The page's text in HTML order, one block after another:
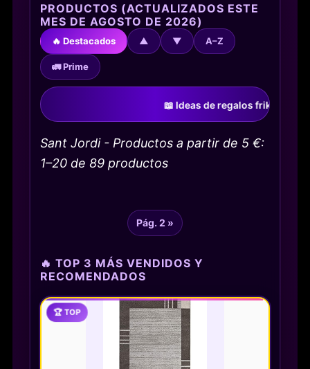
PRODUCTOS (ACTUALIZADOS ESTE
MES DE AGOSTO DE 2026)
🔥 Destacados ▲ ▼ A–Z
🚛 Prime
📖 Ideas de regalos frikis para Sant
Sant Jordi - Productos a partir de 5 €:
1–20 de 89 productos
Pág. 2 »
🔥 TOP 3 MÁS VENDIDOS Y
RECOMENDADOS
🏆 TOP